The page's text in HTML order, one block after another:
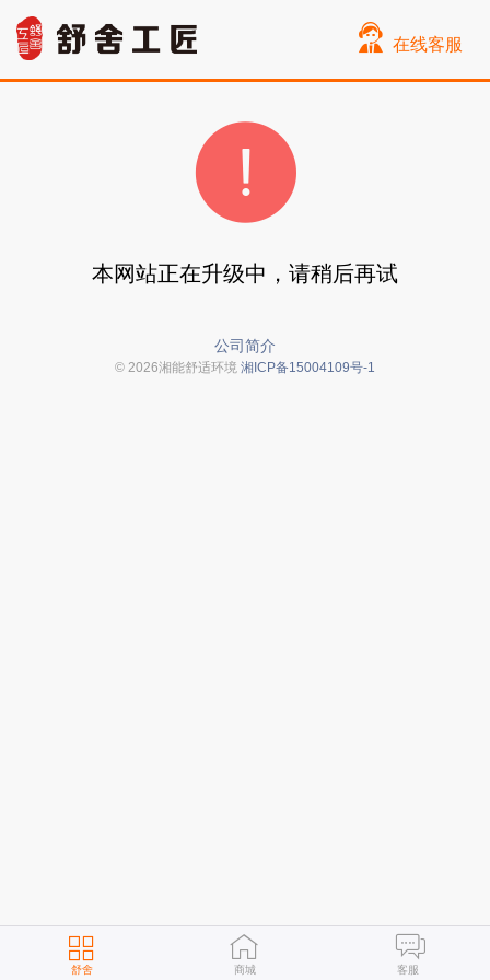
舒舍 商城 客服
在线客服
本网站正在升级中，请稍后再试
公司简介
© 2026湘能舒适环境 湘ICP备15004109号-1